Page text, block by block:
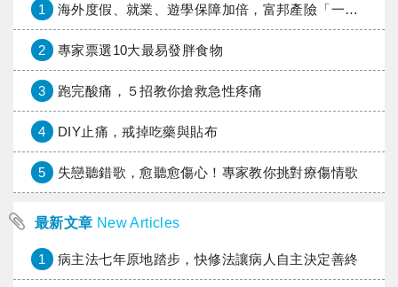
1 海外度假、就業、遊學保障加倍，富邦產險「一期逐夢」專案加碼遠距醫療與緊急救援
2 專家票選10大最易發胖食物
3 跑完酸痛，５招教你搶救急性疼痛
4 DIY止痛，戒掉吃藥與貼布
5 失戀聽錯歌，愈聽愈傷心！專家教你挑對療傷情歌
最新文章 New Articles
1 病主法七年原地踏步，快修法讓病人自主決定善終